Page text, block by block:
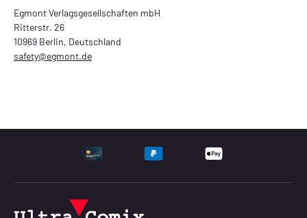
Egmont Verlagsgesellschaften mbH
Ritterstr. 26
10969 Berlin, Deutschland
safety@egmont.de
UNTERSTÜTZTE